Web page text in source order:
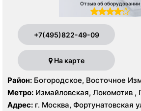
Отзыв об оборудовании
+7(495)822-49-09
На карте
Район: Богородское, Восточное
Измайлово, Соколиная Гора
Метро: Измайловская, Локомотив ,
Преображенская площадь,
Адрес: г. Москва, Фортунатовская